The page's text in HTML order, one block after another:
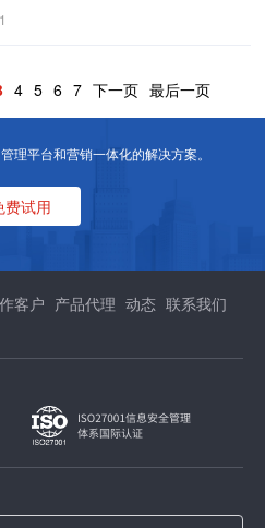
4 5 6 7 下一页 最后一页
理平台和营销一体化的解决方案。
费试用
客户 产品代理 动态 联系我们